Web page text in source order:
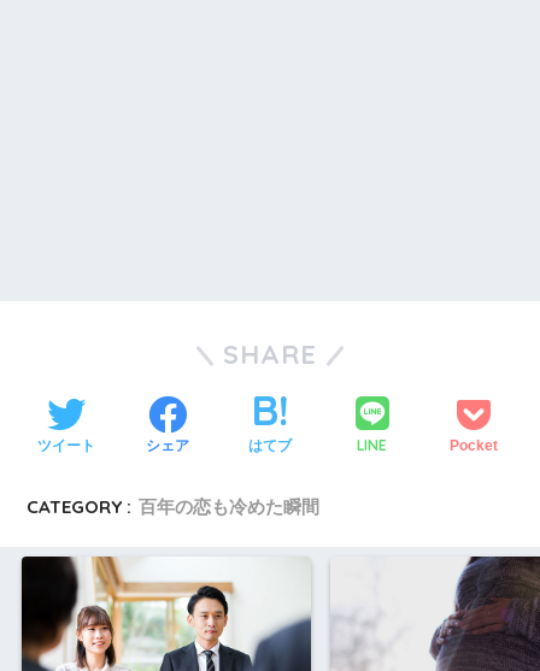
SHARE
ツイート シェア はてブ LINE Pocket
CATEGORY : 百年の恋も冷めた瞬間